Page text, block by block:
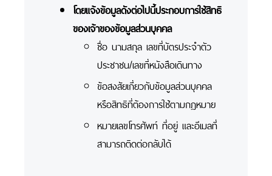
โดยแจ้งข้อมูลดังต่อไปนี้ประกอบการใช้สิทธิ
ของเจ้าของข้อมูลส่วนบุคคล
ชื่อ นามสกุล เลขที่บัตรประจำตัว
ประชาชน/เลขที่หนังสือเดินทาง
ข้อสงสัยเกี่ยวกับข้อมูลส่วนบุคคล
หรือสิทธิที่ต้องการใช้ตามกฎหมาย
หมายเลขโทรศัพท์ ที่อยู่ และอีเมลที่
สามารถติดต่อกลับได้